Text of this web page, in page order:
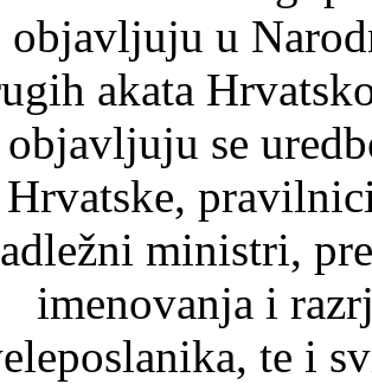
objavljuju u
akata
objavljuju se
Hrvatske,
ministri,
imenovanja i
te i